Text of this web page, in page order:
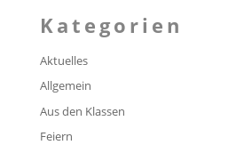
Kategorien
Aktuelles
Allgemein
Aus den Klassen
Feiern